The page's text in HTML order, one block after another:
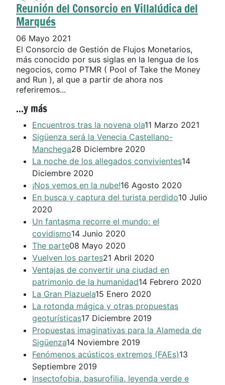
Reunión del Consorcio en Villalúdica del
Marqués
06 Mayo 2021
El Consorcio de Gestión de Flujos Monetarios,
más conocido por sus siglas en la lengua de los
negocios, como PTMR ( Pool of Take the Money
and Run ), al que a partir de ahora nos
referiremos...
...y más
Encuentros tras la novena ola11 Marzo 2021
Sigüenza será la Venecia Castellano-
Manchega28 Diciembre 2020
La noche de los allegados convivientes14
Diciembre 2020
¡Nos vemos en la nube!16 Agosto 2020
En busca y captura del turista perdido10 Julio
2020
Un fantasma recorre el mundo: el
covidismo14 Junio 2020
The parte08 Mayo 2020
Vuelven los partes21 Abril 2020
Ventajas de convertir una ciudad en
patrimonio de la humanidad14 Febrero 2020
La Gran Plazuela15 Enero 2020
La rotonda mágica y otras propuestas
geoturísticas17 Diciembre 2019
Propuestas imaginativas para la Alameda de
Sigüenza14 Noviembre 2019
Fenómenos acústicos extremos (FAEs)13
Septiembre 2019
Insectofobia, basurofilia, leyenda verde e